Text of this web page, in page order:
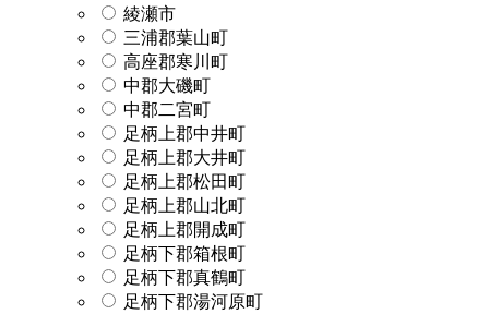
綾瀬市
三浦郡葉山町
高座郡寒川町
中郡大磯町
中郡二宮町
足柄上郡中井町
足柄上郡大井町
足柄上郡松田町
足柄上郡山北町
足柄上郡開成町
足柄下郡箱根町
足柄下郡真鶴町
足柄下郡湯河原町